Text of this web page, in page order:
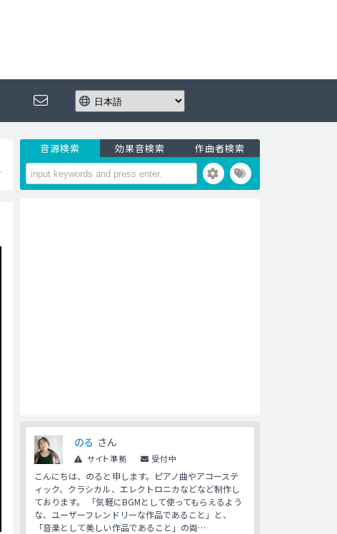
音源検索 効果音検索 作曲者検索
のる さん
サイト準拠 受付中
こんにちは、のると申します。ピアノ曲やアコーステ
ィック、クラシカル、エレクトロニカなどなど制作し
ております。 「気軽にBGMとして使ってもらえるよう
な、ユーザーフレンドリーな作品であること」と、
「音楽として美しい作品であること」の両…